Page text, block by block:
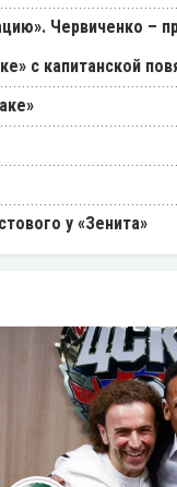
Червиченко –
с капитанской
у «Зенита»